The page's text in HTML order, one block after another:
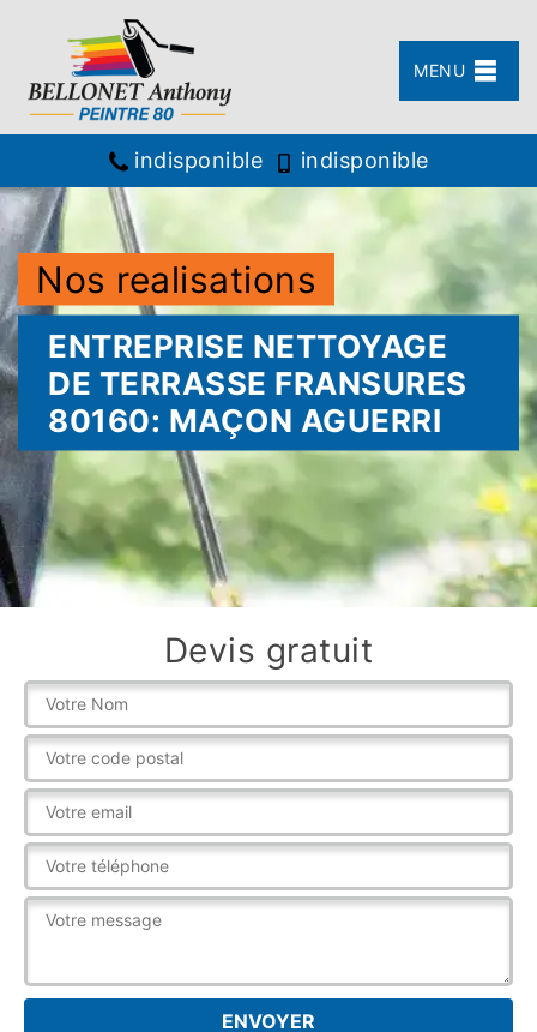
MENU
indisponible indisponible
Nos realisations
ENTREPRISE NETTOYAGE
DE TERRASSE FRANSURES
80160: MAÇON AGUERRI
Devis gratuit